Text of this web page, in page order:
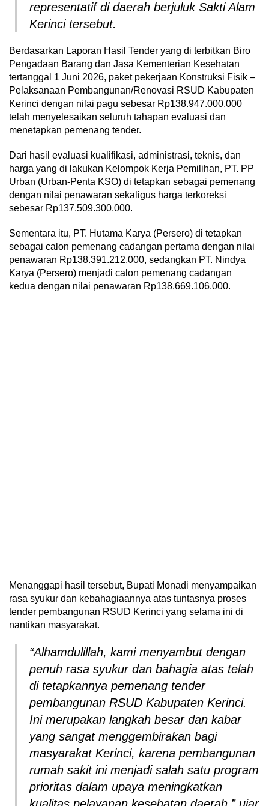
representatif di daerah berjuluk Sakti Alam
Kerinci tersebut.
Berdasarkan Laporan Hasil Tender yang di terbitkan Biro
Pengadaan Barang dan Jasa Kementerian Kesehatan
tertanggal 1 Juni 2026, paket pekerjaan Konstruksi Fisik –
Pelaksanaan Pembangunan/Renovasi RSUD Kabupaten
Kerinci dengan nilai pagu sebesar Rp138.947.000.000
telah menyelesaikan seluruh tahapan evaluasi dan
menetapkan pemenang tender.
Dari hasil evaluasi kualifikasi, administrasi, teknis, dan
harga yang di lakukan Kelompok Kerja Pemilihan, PT. PP
Urban (Urban-Penta KSO) di tetapkan sebagai pemenang
dengan nilai penawaran sekaligus harga terkoreksi
sebesar Rp137.509.300.000.
Sementara itu, PT. Hutama Karya (Persero) di tetapkan
sebagai calon pemenang cadangan pertama dengan nilai
penawaran Rp138.391.212.000, sedangkan PT. Nindya
Karya (Persero) menjadi calon pemenang cadangan
kedua dengan nilai penawaran Rp138.669.106.000.
Menanggapi hasil tersebut, Bupati Monadi menyampaikan
rasa syukur dan kebahagiaannya atas tuntasnya proses
tender pembangunan RSUD Kerinci yang selama ini di
nantikan masyarakat.
“Alhamdulillah, kami menyambut dengan
penuh rasa syukur dan bahagia atas telah
di tetapkannya pemenang tender
pembangunan RSUD Kabupaten Kerinci.
Ini merupakan langkah besar dan kabar
yang sangat menggembirakan bagi
masyarakat Kerinci, karena pembangunan
rumah sakit ini menjadi salah satu program
prioritas dalam upaya meningkatkan